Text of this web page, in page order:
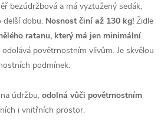
bezúdržbová a má vyztužený sedák,
delší dobu. Nosnost činí až 130 kg! Židle
ratanu, který má jen minimální
odolává povětrnostním vlivům. Je skvělou
podmínek.
údržbu, odolná vůči povětrnostním
i vnitřních prostor.